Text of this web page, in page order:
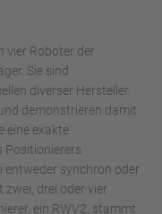
vier Roboter der
Sie sind
diverser Hersteller.
demonstrieren damit
eine exakte
Positionierers
entweder synchron oder
drei oder vier
ein RWV2, stammt